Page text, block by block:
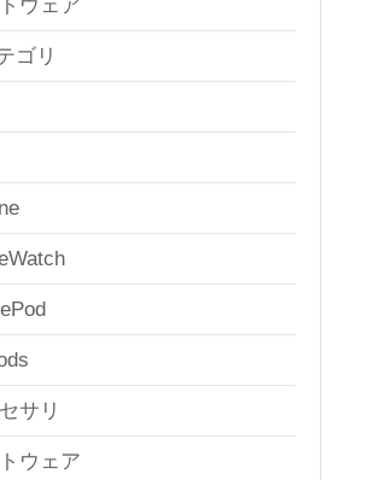
ウェア
ゴリ
サリ
ウェア